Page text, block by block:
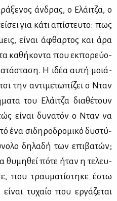
άν­δρας, ο Ελάι­τζα, ο
για κά­τι απί­στευ­το: πως
εί­ναι άφθαρ­τος και άρα
τα κα­θή­κο­ντα που εκ­πο­ρεύ­ο­
Η ιδέα αυ­τή μοιά­
την αντι­με­τω­πί­ζει ο Νταν
του Ελάι­τζα δια­θέ­τουν
εί­ναι δυ­να­τόν ο Νταν να
ένα σι­δη­ρο­δρο­μι­κό δυ­στύ­
δη­λα­δή των επι­βα­τών;
θυ­μη­θεί πό­τε ήταν η τε­λευ­
που τραυ­μα­τί­στη­κε έστω
τυ­χαίο που ερ­γά­ζε­ται